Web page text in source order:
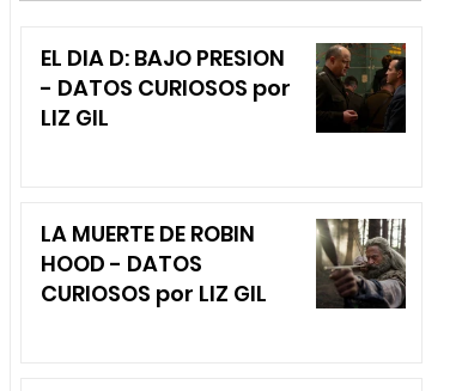
EL DIA D: BAJO PRESION
- DATOS CURIOSOS por
LIZ GIL
LA MUERTE DE ROBIN
HOOD - DATOS
CURIOSOS por LIZ GIL